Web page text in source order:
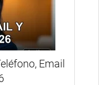
Email